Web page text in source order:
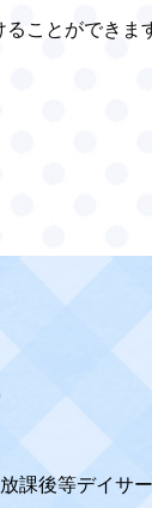
ことができま
放課後等デイサ